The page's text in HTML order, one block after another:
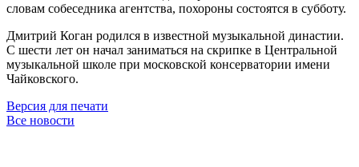
словам собеседника агентства, похороны состоятся в субботу.
Дмитрий Коган родился в известной музыкальной династии.
С шести лет он начал заниматься на скрипке в Центральной
музыкальной школе при московской консерватории имени
Чайковского.
Версия для печати
Все новости